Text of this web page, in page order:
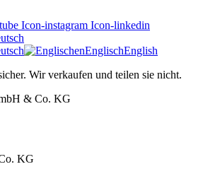
Icon-instagram Icon-linkedin
enEnglischEnglish
Wir verkaufen und teilen sie nicht.
& Co. KG
KG